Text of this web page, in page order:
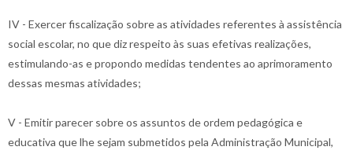
IV - Exercer fiscalização sobre as atividades referentes à assistência
social escolar, no que diz respeito às suas efetivas realizações,
estimulando-as e propondo medidas tendentes ao aprimoramento
dessas mesmas atividades;
V - Emitir parecer sobre os assuntos de ordem pedagógica e
educativa que lhe sejam submetidos pela Administração Municipal,